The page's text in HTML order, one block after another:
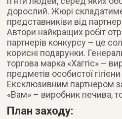
дорослий. Жюрі
представниківи від
Автори найкращих робіт
партнерів конкурсу – це
корисні подарунки.
торгова марка «Хаггіс» –
предметів особистої
Ексклюзивним партнером
«Вам» – виробник печива,
План заходу: